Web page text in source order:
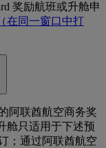
奖励航班或升舱申
（在同一窗口中打
阿联酋航空商务奖
舱只适用于下述预
；通过阿联酋航空